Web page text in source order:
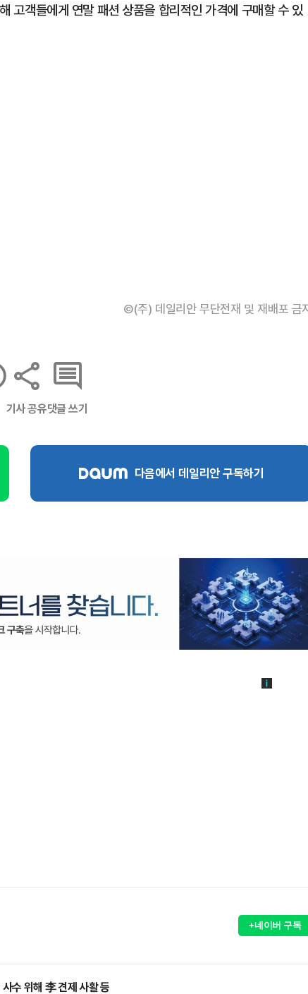
고객들에게 연말 패션 상품을 합리적인 가격에 구매할 수 있
©(주) 데일리안 무단전재 및 재배포 금
기사 공유댓글 쓰기
다음에서 데일리안 구독하기
+네이버 구독
수 위해 李 견제 사활 등